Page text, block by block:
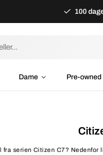
100
Dame Pre-owned
serien Citizen C7?